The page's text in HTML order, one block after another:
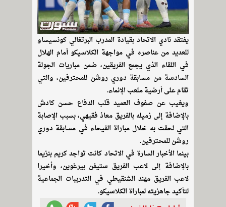
يفتقد نادي الاتحاد بقيادة المدرب البرتغالي كونسيساو
للعديد من عناصره في مواجهة الكلاسيكو أمام الهلال
في اللقاء الذي يجمع الفريقين، ضمن مباريات الجولة
السادسة من مسابقة دوري روشن للمحترفين، والتي
تقام على أرضية ملعب الإنماء.
ويغيب عن صفوف العميد قلب الدفاع حسن كادش
بالإضافة إلى زميله بالفريق معاذ فقيهي، بسبب الإصابة
التي لحقت به خلال مباراة الفيحاء في مسابقة دوري
روشن للمحترفين.
بينما الأخبار السارة في الاتحاد كانت تواجد كريم بنزيما
بالإضافة إلى لاعب الفريق ستيفن بيرغوين، وأخيرا
لاعب الفريق مهند الشنقيطي في التدريبات الجماعية
لتأكيد جاهزيته لمباراة الكلاسيكو.